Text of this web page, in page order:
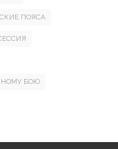
ПОЯСА
БОЮ